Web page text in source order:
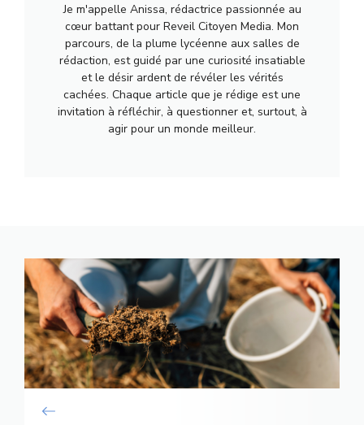
Je m'appelle Anissa, rédactrice passionnée au
cœur battant pour Reveil Citoyen Media. Mon
parcours, de la plume lycéenne aux salles de
rédaction, est guidé par une curiosité insatiable
et le désir ardent de révéler les vérités
cachées. Chaque article que je rédige est une
invitation à réfléchir, à questionner et, surtout, à
agir pour un monde meilleur.